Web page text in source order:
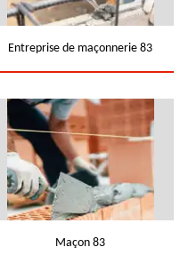
Entreprise de maçonnerie 83
Maçon 83